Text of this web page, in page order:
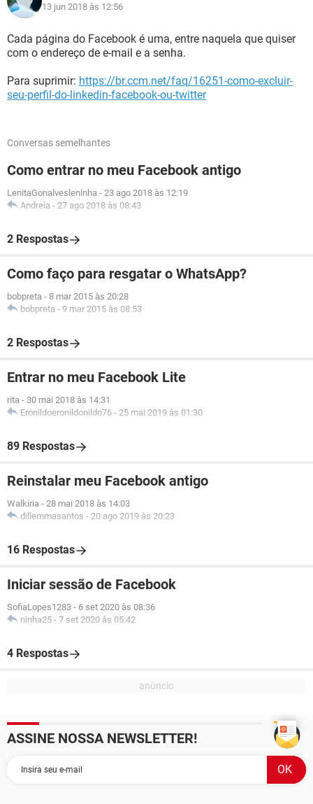
13 jun 2018 às 12:56
Cada página do Facebook é uma, entre naquela que quiser
com o endereço de e-mail e a senha.
Para suprimir: https://br.ccm.net/faq/16251-como-excluir-
seu-perfil-do-linkedin-facebook-ou-twitter
Conversas semelhantes
Como entrar no meu Facebook antigo
LenitaGonalvesleninha - 23 ago 2018 às 12:19
Andreia - 27 ago 2018 às 08:43
2 Respostas
Como faço para resgatar o WhatsApp?
bobpreta - 8 mar 2015 às 20:28
bobpreta - 9 mar 2015 às 08:53
2 Respostas
Entrar no meu Facebook Lite
rita - 30 mai 2018 às 14:31
Eronildoeronildonildo76 - 25 mai 2019 às 01:30
89 Respostas
Reinstalar meu Facebook antigo
Walkiria - 28 mai 2018 às 14:03
dillemmasantos - 20 ago 2019 às 20:23
16 Respostas
Iniciar sessão de Facebook
SofiaLopes1283 - 6 set 2020 às 08:36
ninha25 - 7 set 2020 às 05:42
4 Respostas
ASSINE NOSSA NEWSLETTER!